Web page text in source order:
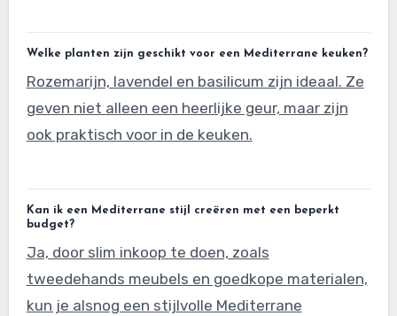
Welke planten zijn geschikt voor een Mediterrane keuken?
Rozemarijn, lavendel en basilicum zijn ideaal. Ze
geven niet alleen een heerlijke geur, maar zijn
ook praktisch voor in de keuken.
Kan ik een Mediterrane stijl creëren met een beperkt
budget?
Ja, door slim inkoop te doen, zoals
tweedehands meubels en goedkope materialen,
kun je alsnog een stijlvolle Mediterrane